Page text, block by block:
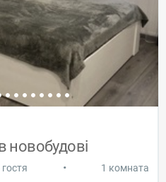
гостя • 1 комната